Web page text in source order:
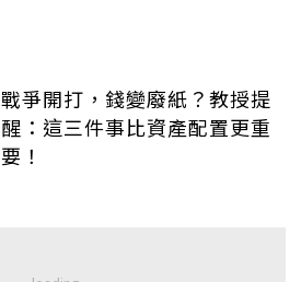
戰爭開打，錢變廢紙？教授提
醒：這三件事比資產配置更重
要！